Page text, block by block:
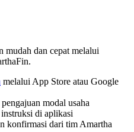
mudah dan cepat melalui
melalui App Store atau Google
modal usaha
di aplikasi
konfirmasi dari tim Amartha